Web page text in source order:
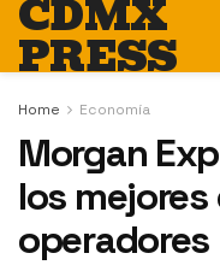
CDMX
PRESS
Home Economía
Morgan
los
operadores